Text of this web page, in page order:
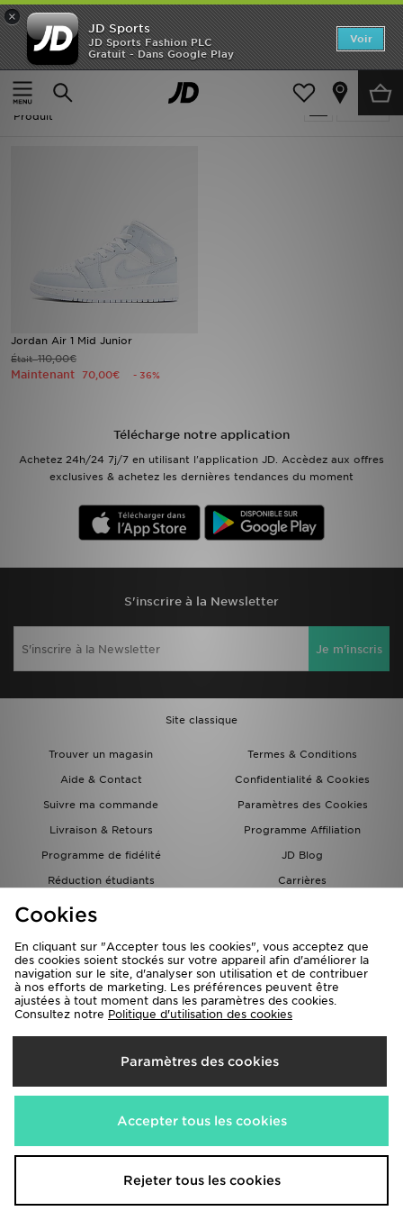
×
JD Sports
JD Sports Fashion PLC
Gratuit - Dans Google Play
Voir
Accueil
Femme
Femme - Bleu Jordan Baskets
Produit
Jordan Air 1 Mid Junior
Était110,00€
Maintenant 70,00€ - 36%
Télécharge notre application
Achetez 24h/24 7j/7 en utilisant l'application JD. Accèdez aux offres
exclusives & achetez les dernières tendances du moment
S'inscrire à la Newsletter
Je m'inscris
Site classique
Trouver un magasin
Termes & Conditions
Aide & Contact
Confidentialité & Cookies
Suivre ma commande
Paramètres des Cookies
Livraison & Retours
Programme Affiliation
Programme de fidélité
JD Blog
Réduction étudiants
Carrières
Carte Cadeau
Livraison Vers
France
Nous acceptons les méthodes de paiement suivantes
Visitez notre site corporate www.jdplc.com
Accueil
Nouveautés
Homme
Sports
Service client
Nos Magasins
Télécharge l'Appli
Cookies
En cliquant sur "Accepter tous les cookies", vous acceptez que
des cookies soient stockés sur votre appareil afin d'améliorer la
navigation sur le site, d'analyser son utilisation et de contribuer
à nos efforts de marketing. Les préférences peuvent être
ajustées à tout moment dans les paramètres des cookies.
Consultez notre Politique d'utilisation des cookies
Paramètres des cookies
Accepter tous les cookies
Rejeter tous les cookies